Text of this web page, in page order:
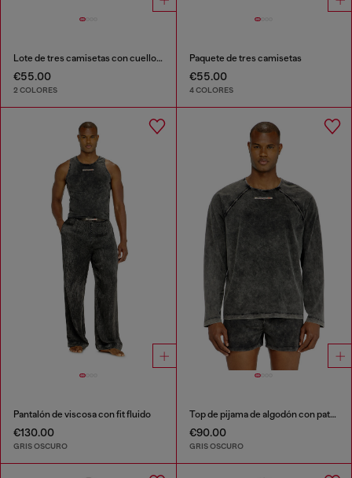
Lote de tres camisetas con cuello de pico
€55.00
2 COLORES
Paquete de tres camisetas
€55.00
4 COLORES
Pantalón de viscosa con fit fluido
€130.00
GRIS OSCURO
Top de pijama de algodón con patch de logo
€90.00
GRIS OSCURO